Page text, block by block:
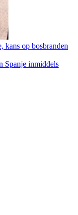
kans op bosbranden
Spanje inmiddels